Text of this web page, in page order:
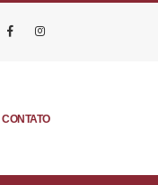
CONTATO